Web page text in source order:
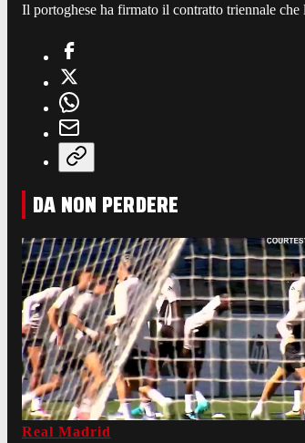
Il portoghese ha firmato il contratto triennale
DA NON PERDERE
Real Madrid